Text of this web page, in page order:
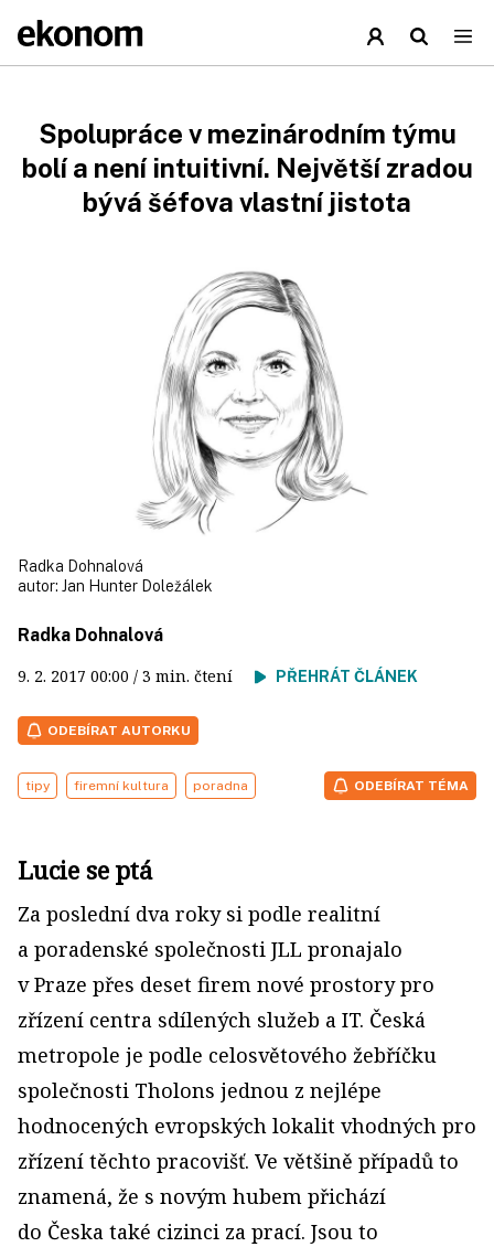
Spolupráce v mezinárodním týmu
bolí a není intuitivní. Největší zradou
bývá šéfova vlastní jistota
Radka Dohnalová
autor: Jan Hunter Doležálek
Radka Dohnalová
9. 2. 2017 00:00 / 3 min. čtení PŘEHRÁT ČLÁNEK
ODEBÍRAT AUTORKU
tipy firemní kultura poradna ODEBÍRAT TÉMA
Lucie se ptá
Za poslední dva roky si podle realitní
a poradenské společnosti JLL pronajalo
v Praze přes deset firem nové prostory pro
zřízení centra sdílených služeb a IT. Česká
metropole je podle celosvětového žebříčku
společnosti Tholons jednou z nejlépe
hodnocených evropských lokalit vhodných pro
zřízení těchto pracovišť. Ve většině případů to
znamená, že s novým hubem přichází
do Česka také cizinci za prací. Jsou to